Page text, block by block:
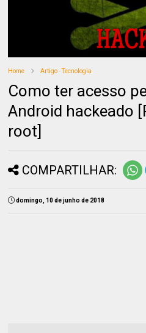
Home Artigo - Tecnologia
Como ter acesso
Android hackeado
root]
COMPARTILHAR:
domingo, 10 de junho de 2018